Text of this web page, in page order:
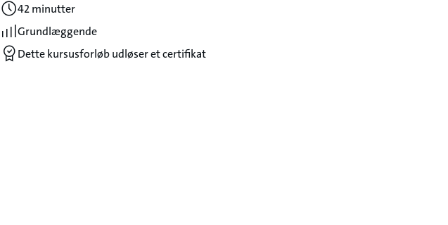
42 minutter
Grundlæggende
Dette kursusforløb udløser et certifikat